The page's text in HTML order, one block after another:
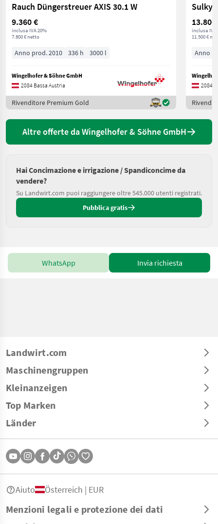
Rauch Düngerstreuer AXIS 30.1 W
9.360 €
inclusa IVA 20%
7.800 € netto
Anno prod. 2010 336 h 3000 l
Wingelhofer & Söhne GmbH
2084 Bassa Austria
Rivenditore Premium Gold
Sulky
13.800
inclusa IVA
11.500 €
Anno
2084
Altre offerte da Wingelhofer & Söhne GmbH
Hai Concimazione e irrigazione / Spandiconcime da
vendere?
Su Landwirt.com puoi raggiungere oltre 545.000 utenti registrati.
Pubblica gratis
WhatsApp Invia richiesta
Landwirt.com
Maschinengruppen
Kleinanzeigen
Top Marken
Länder
Menzioni legali e protezione dei dati
Aiuto Österreich | EUR